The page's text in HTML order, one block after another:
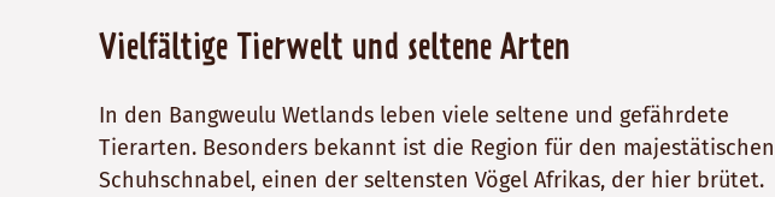
Vielfältige Tierwelt und seltene Arten
In den Bangweulu Wetlands leben viele seltene und gefährdete
Tierarten. Besonders bekannt ist die Region für den majestätischen
Schuhschnabel, einen der seltensten Vögel Afrikas, der hier brütet.